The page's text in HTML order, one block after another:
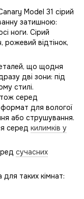
Model 31 сірий
затишною:
ноги. Сірий
рожевий відтінок,
що щодня
дві зони: під
стилі.
серед
для вологої
або струшування.
серед килимків у
сучасних
таких кімнат: